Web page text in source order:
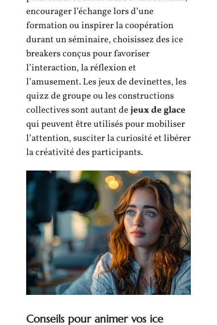
encourager l’échange lors d’une
formation ou inspirer la coopération
durant un séminaire, choisissez des ice
breakers conçus pour favoriser
l’interaction, la réflexion et
l’amusement. Les jeux de devinettes, les
quizz de groupe ou les constructions
collectives sont autant dejeux de glace
qui peuvent être utilisés pour mobiliser
l’attention, susciter la curiosité et libérer
la créativité des participants.
Conseils pour animer vos ice